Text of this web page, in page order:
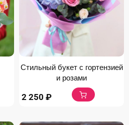
Стильный букет с гортензией
и розами
2 250 ₽